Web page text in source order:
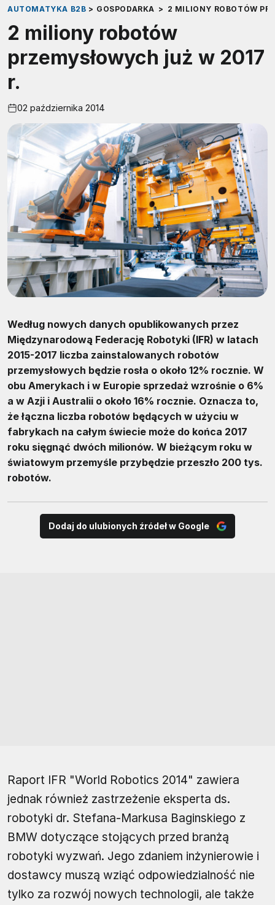
AUTOMATYKA B2B > GOSPODARKA > 2 MILIONY ROBOTÓW
2 miliony robotów
przemysłowych już w 2017
r.
02 października 2014
Według nowych danych opublikowanych przez
Międzynarodową Federację Robotyki (IFR) w latach
2015-2017 liczba zainstalowanych robotów
przemysłowych będzie rosła o około 12% rocznie. W
obu Amerykach i w Europie sprzedaż wzrośnie o 6%
a w Azji i Australii o około 16% rocznie. Oznacza to,
że łączna liczba robotów będących w użyciu w
fabrykach na całym świecie może do końca 2017
roku sięgnąć dwóch milionów. W bieżącym roku w
światowym przemyśle przybędzie przeszło 200 tys.
robotów.
Dodaj do ulubionych źródeł w Google
Raport IFR "World Robotics 2014" zawiera
jednak również zastrzeżenie eksperta ds.
robotyki dr. Stefana-Markusa Baginskiego z
BMW dotyczące stojących przed branżą
robotyki wyzwań. Jego zdaniem inżynierowie i
dostawcy muszą wziąć odpowiedzialność nie
tylko za rozwój nowych technologii, ale także